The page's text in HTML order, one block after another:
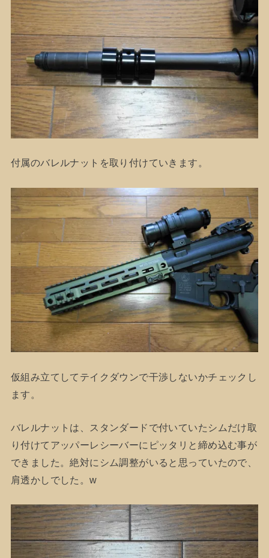
付属のバレルナットを取り付けていきます。
仮組み立てしてテイクダウンで干渉しないかチェックし
ます。
バレルナットは、スタンダードで付いていたシムだけ取
り付けてアッパーレシーバーにピッタリと締め込む事が
できました。絶対にシム調整がいると思っていたので、
肩透かしでした。w